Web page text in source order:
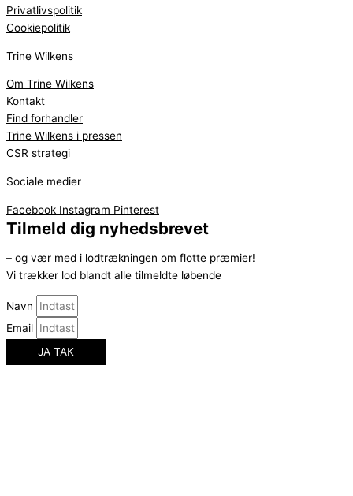
Privatlivspolitik
Cookiepolitik
Trine Wilkens
Om Trine Wilkens
Kontakt
Find forhandler
Trine Wilkens i pressen
CSR strategi
Sociale medier
Facebook Instagram Pinterest
Tilmeld dig nyhedsbrevet
– og vær med i lodtrækningen om flotte præmier!
Vi trækker lod blandt alle tilmeldte løbende
Navn
Email
JA TAK